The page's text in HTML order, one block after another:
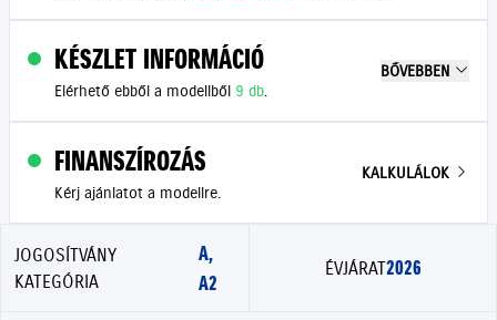
KÉSZLET INFORMÁCIÓ
Elérhető ebből a modellből 9 db.
BŐVEBBEN
FINANSZÍROZÁS
Kérj ajánlatot a modellre.
KALKULÁLOK
JOGOSÍTVÁNY
KATEGÓRIA
A,
A2
ÉVJÁRAT2026